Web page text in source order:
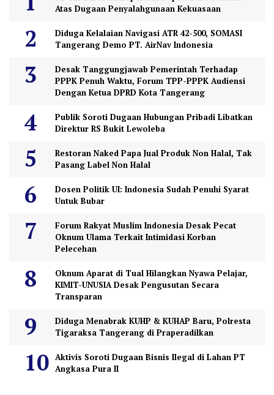
Atas Dugaan Penyalahgunaan Kekuasaan
Diduga Kelalaian Navigasi ATR 42-500, SOMASI
Tangerang Demo PT. AirNav Indonesia
Desak Tanggungjawab Pemerintah Terhadap
PPPK Penuh Waktu, Forum TPP-PPPK Audiensi
Dengan Ketua DPRD Kota Tangerang
Publik Soroti Dugaan Hubungan Pribadi Libatkan
Direktur RS Bukit Lewoleba
Restoran Naked Papa Jual Produk Non Halal, Tak
Pasang Label Non Halal
Dosen Politik UI: Indonesia Sudah Penuhi Syarat
Untuk Bubar
Forum Rakyat Muslim Indonesia Desak Pecat
Oknum Ulama Terkait Intimidasi Korban
Pelecehan
Oknum Aparat di Tual Hilangkan Nyawa Pelajar,
KIMIT-UNUSIA Desak Pengusutan Secara
Transparan
Diduga Menabrak KUHP & KUHAP Baru, Polresta
Tigaraksa Tangerang di Praperadilkan
Aktivis Soroti Dugaan Bisnis Ilegal di Lahan PT
Angkasa Pura II